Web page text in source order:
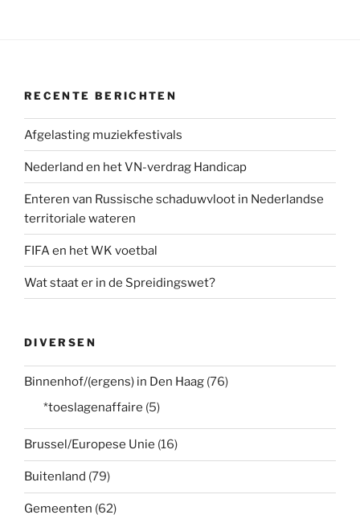
RECENTE BERICHTEN
Afgelasting muziekfestivals
Nederland en het VN-verdrag Handicap
Enteren van Russische schaduwvloot in Nederlandse
territoriale wateren
FIFA en het WK voetbal
Wat staat er in de Spreidingswet?
DIVERSEN
Binnenhof/(ergens) in Den Haag (76)
*toeslagenaffaire (5)
Brussel/Europese Unie (16)
Buitenland (79)
Gemeenten (62)